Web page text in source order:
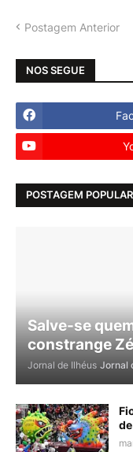
Postagem Anterior
NOS SEGUE
POSTAGEM POPULAR
Salve-se
constrange
Jornal de Ilhéus Jornal